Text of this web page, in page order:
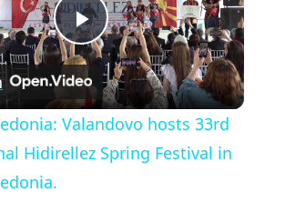
Play
Video
Valandovo hosts 33rd
Hidirellez Spring Festival in